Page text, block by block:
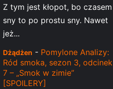
Z tym jest kłopot, bo czasem
sny to po prostu sny. Nawet
jeż...
Dżądżen - Pomylone Analizy:
Ród smoka, sezon 3, odcinek
7 – „Smok w zimie”
[SPOILERY]